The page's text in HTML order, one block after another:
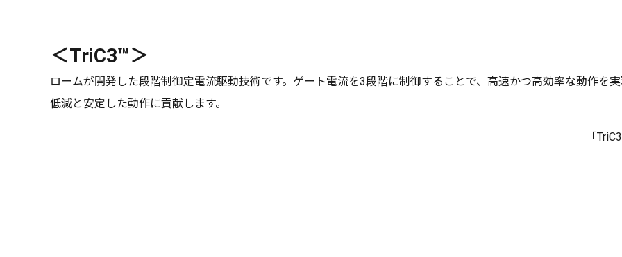
＜TriC3™＞
ロームが開発した段階制御定電流駆動技術です。ゲート電流を3段階に制御することで、高速かつ高効率な動作を
低減と安定した動作に貢献します。
「